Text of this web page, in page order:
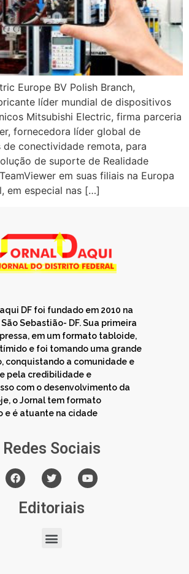
Europe BV Polish Branch,
líder mundial de dispositivos
Mitsubishi Electric, firma parceria
fornecedora líder global de
de conectividade remota, para
de suporte de Realidade
em suas filiais na Europa
em especial nas […]
DF foi fundado em 2010 na
Sebastião- DF. Sua primeira
em um formato tabloide,
e foi tomando uma grande
conquistando a comunidade e
pela credibilidade e
com o desenvolvimento da
o Jornal tem formato
e é atuante na cidade
Redes Sociais
Editoriais